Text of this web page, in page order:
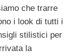
che trarre
i look di tutti i
stilistici per
la